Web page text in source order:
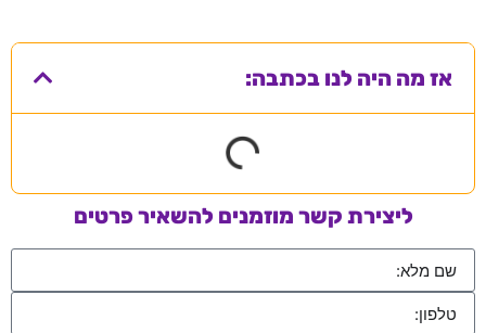
אז מה היה לנו בכתבה:
ליצירת קשר מוזמנים להשאיר פרטים